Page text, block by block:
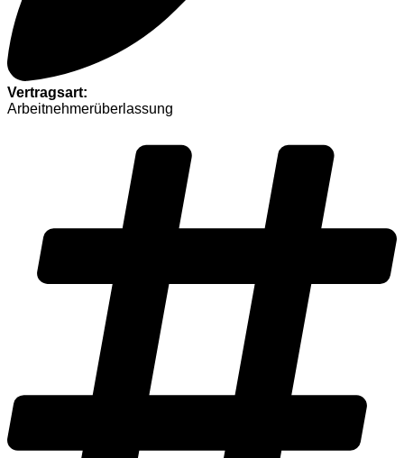
Vertragsart:
Arbeitnehmerüberlassung